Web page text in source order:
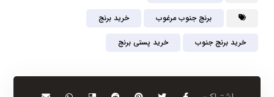
برنج جنوب مرغوب خرید برنج
خرید برنج جنوب خرید پستی برنج